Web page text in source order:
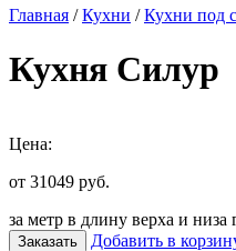
Главная /Кухни /Кухни под
Кухня Силур
Цена:
от 31049 руб.
за метр в длину верха и низа
Заказать Добавить в